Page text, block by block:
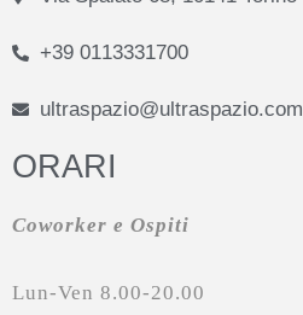
+39 0113331700​
ultraspazio@ultraspazio.com
ORARI
Coworker e Ospiti
Lun-Ven 8.00-20.00